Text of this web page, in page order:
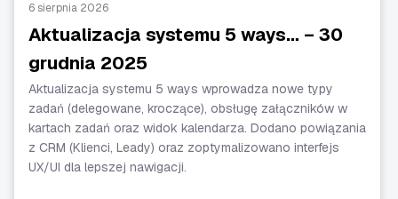
6 sierpnia 2026
Aktualizacja systemu 5 ways… – 30
grudnia 2025
Aktualizacja systemu 5 ways wprowadza nowe typy
zadań (delegowane, kroczące), obsługę załączników w
kartach zadań oraz widok kalendarza. Dodano powiązania
z CRM (Klienci, Leady) oraz zoptymalizowano interfejs
UX/UI dla lepszej nawigacji.